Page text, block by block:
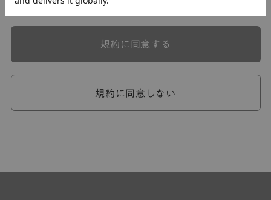
弊社が一連のサービスを提供するにあたり、本規約のほ
ら個別規定はその名称のいかんに関わらず、本規約の一部
めが優先されるものとします。
規約に同意しない
規約に同意する